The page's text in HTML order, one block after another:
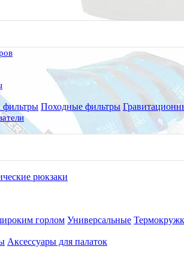
фильтры Походные фильтры
рюкзаки
горлом Универсальные
Аксессуары для палаток